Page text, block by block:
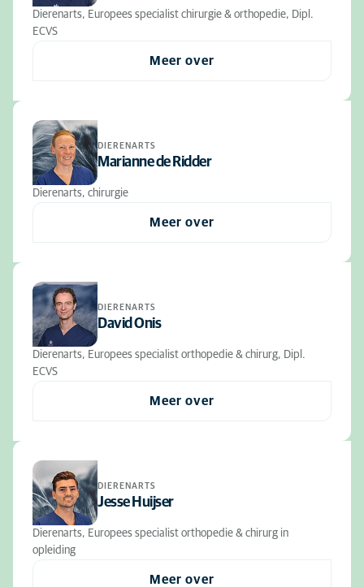
Dierenarts, Europees specialist chirurgie & orthopedie, Dipl.
ECVS
Meer over
DIERENARTS
Marianne de Ridder
Dierenarts, chirurgie
Meer over
DIERENARTS
David Onis
Dierenarts, Europees specialist orthopedie & chirurg, Dipl.
ECVS
Meer over
DIERENARTS
Jesse Huijser
Dierenarts, Europees specialist orthopedie & chirurg in
opleiding
Meer over